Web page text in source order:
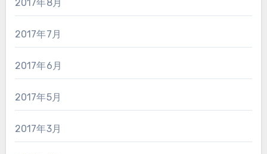
2017年8月
2017年7月
2017年6月
2017年5月
2017年3月